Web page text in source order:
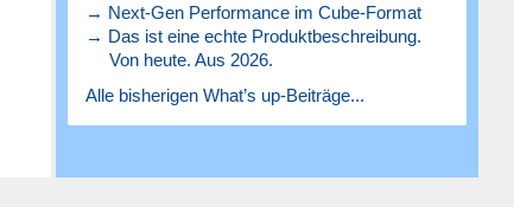
→ Next-Gen Performance im Cube-Format
→ Das ist eine echte Produktbeschreibung.
Von heute. Aus 2026.
Alle bisherigen What’s up-Beiträge...